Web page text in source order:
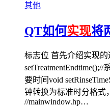
其他
QT如何实现将
标志位 首先介绍实现
要时间void
钟转换为标准时分格式
//mainwindow.hp…